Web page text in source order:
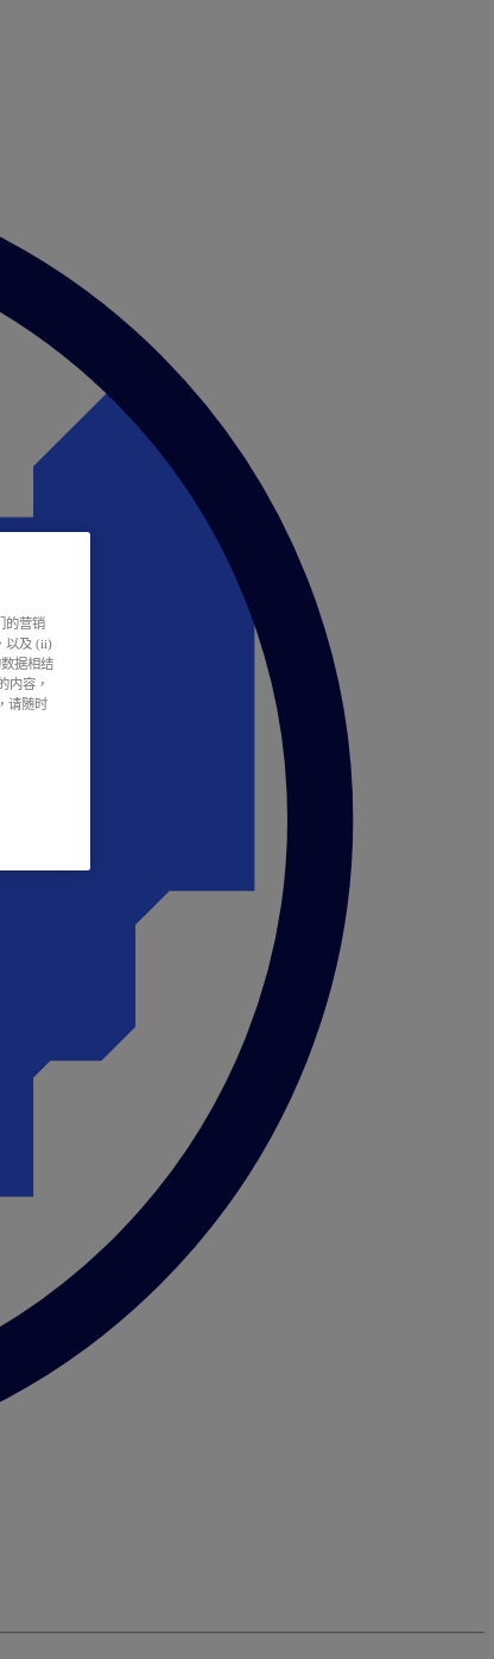
的营销
以及 (ii)
据相结
内容，
请随时